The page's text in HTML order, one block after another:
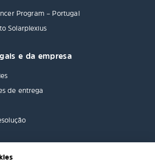
Program – Portugal
Solarplexius
e da empresa
de entrega